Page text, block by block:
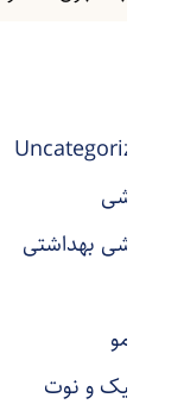
Uncategorized
آرایشی
آرایشی بهداشتی
اتو مو
استیک و نوت